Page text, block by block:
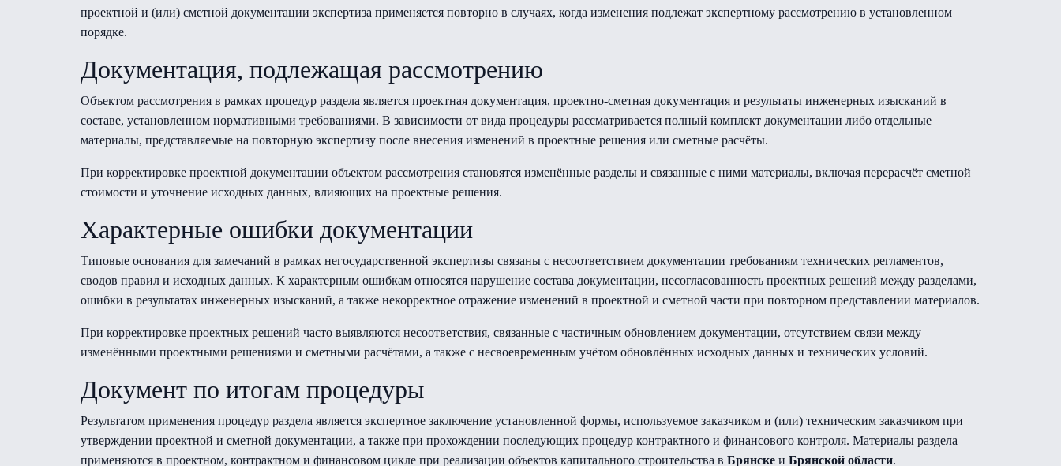
проектной и (или) сметной документации экспертиза применяется повторно в случаях, когда изменения подлежат экспертному рассмотрению в установленном
порядке.
Документация, подлежащая рассмотрению
Объектом рассмотрения в рамках процедур раздела является проектная документация, проектно-сметная документация и результаты инженерных изысканий в
составе, установленном нормативными требованиями. В зависимости от вида процедуры рассматривается полный комплект документации либо отдельные
материалы, представляемые на повторную экспертизу после внесения изменений в проектные решения или сметные расчёты.
При корректировке проектной документации объектом рассмотрения становятся изменённые разделы и связанные с ними материалы, включая перерасчёт сметной
стоимости и уточнение исходных данных, влияющих на проектные решения.
Характерные ошибки документации
Типовые основания для замечаний в рамках негосударственной экспертизы связаны с несоответствием документации требованиям технических регламентов,
сводов правил и исходных данных. К характерным ошибкам относятся нарушение состава документации, несогласованность проектных решений между разделами,
ошибки в результатах инженерных изысканий, а также некорректное отражение изменений в проектной и сметной части при повторном представлении материалов.
При корректировке проектных решений часто выявляются несоответствия, связанные с частичным обновлением документации, отсутствием связи между
изменёнными проектными решениями и сметными расчётами, а также с несвоевременным учётом обновлённых исходных данных и технических условий.
Документ по итогам процедуры
Результатом применения процедур раздела является экспертное заключение установленной формы, используемое заказчиком и (или) техническим заказчиком при
утверждении проектной и сметной документации, а также при прохождении последующих процедур контрактного и финансового контроля. Материалы раздела
применяются в проектном, контрактном и финансовом цикле при реализации объектов капитального строительства в Брянске и Брянской области.